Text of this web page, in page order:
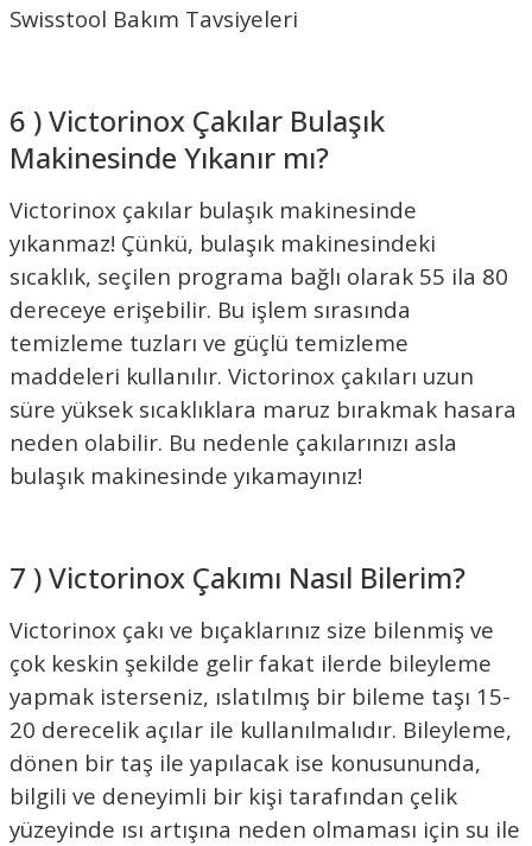
Swisstool Bakım Tavsiyeleri
6 ) Victorinox Çakılar Bulaşık
Makinesinde Yıkanır mı?
Victorinox çakılar bulaşık makinesinde
yıkanmaz! Çünkü, bulaşık makinesindeki
sıcaklık, seçilen programa bağlı olarak 55 ila 80
dereceye erişebilir. Bu işlem sırasında
temizleme tuzları ve güçlü temizleme
maddeleri kullanılır. Victorinox çakıları uzun
süre yüksek sıcaklıklara maruz bırakmak hasara
neden olabilir. Bu nedenle çakılarınızı asla
bulaşık makinesinde yıkamayınız!
7 ) Victorinox Çakımı Nasıl Bilerim?
Victorinox çakı ve bıçaklarınız size bilenmiş ve
çok keskin şekilde gelir fakat ilerde bileyleme
yapmak isterseniz, ıslatılmış bir bileme taşı 15-
20 derecelik açılar ile kullanılmalıdır. Bileyleme,
dönen bir taş ile yapılacak ise konusununda,
bilgili ve deneyimli bir kişi tarafından çelik
yüzeyinde ısı artışına neden olmaması için su ile